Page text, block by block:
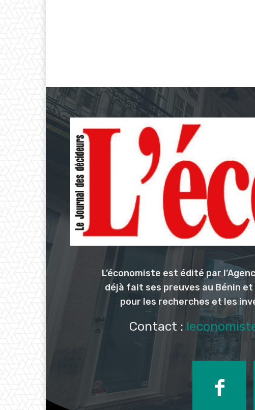
L’économiste est édité par
déjà fait ses preuves au Bénin
pour les recherches et les
Contact :